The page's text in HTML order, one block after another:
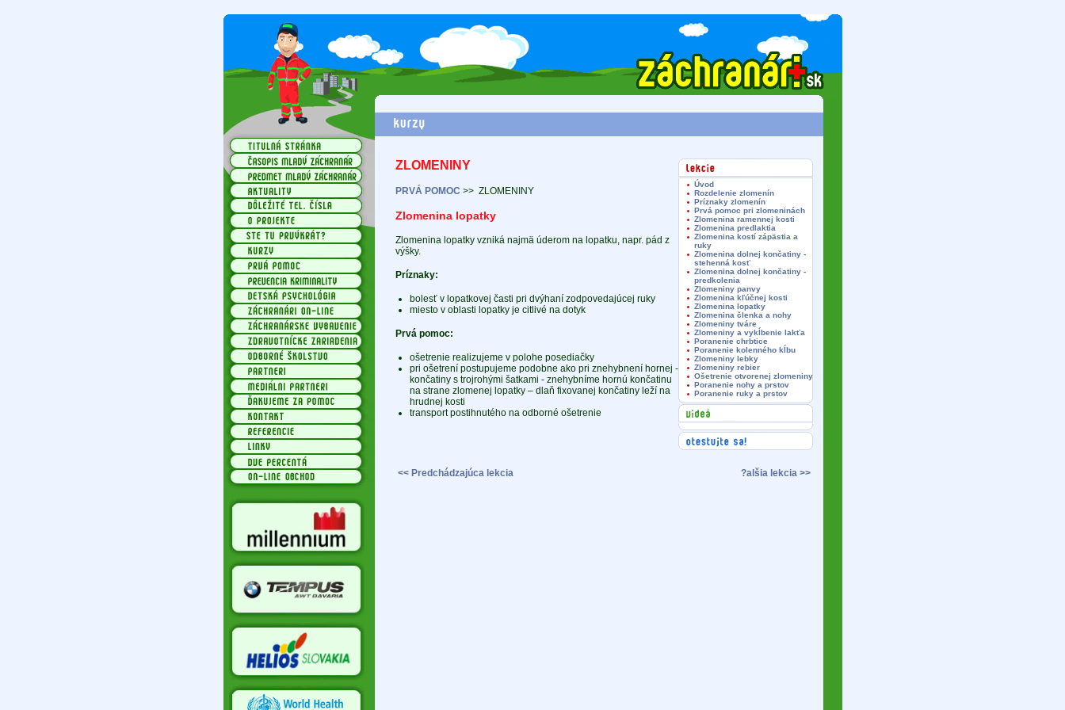
Úvod
Rozdelenie zlomenín
Príznaky zlomenín
Prvá pomoc pri zlomeninách
Zlomenina ramennej kosti
Zlomenina predlaktia
Zlomenina kostí zápästia a
ruky
Zlomenina dolnej končatiny -
stehenná kosť
Zlomenina dolnej končatiny -
predkolenia
Zlomeniny panvy
Zlomenina kľúčnej kosti
Zlomenina lopatky
Zlomenina členka a nohy
Zlomeniny tváre
Zlomeniny a vykĺbenie lakťa
Poranenie chrbtice
Poranenie kolenného kĺbu
Zlomeniny lebky
Zlomeniny rebier
Ošetrenie otvorenej zlomeniny
Poranenie nohy a prstov
Poranenie ruky a prstov
ZLOMENINY
PRVÁ POMOC >> ZLOMENINY
Zlomenina lopatky
Zlomenina lopatky vzniká najmä úderom na lopatku, napr. pád z
výšky.
Príznaky:
bolesť v lopatkovej časti pri dvýhaní zodpovedajúcej ruky
miesto v oblasti lopatky je citlivé na dotyk
Prvá pomoc:
ošetrenie realizujeme v polohe posediačky
pri ošetrení postupujeme podobne ako pri znehybnení hornej -
končatiny s trojrohými šatkami - znehybníme hornú končatinu
na strane zlomenej lopatky – dlaň fixovanej končatiny leží na
hrudnej kosti
transport postihnutého na odborné ošetrenie
<< Predchádzajúca lekcia ?alšia lekcia >>